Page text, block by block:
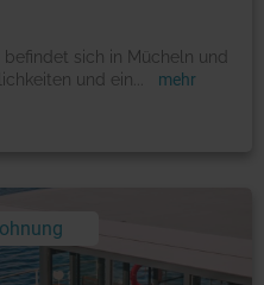
befindet sich in Mücheln und
und ein
mehr